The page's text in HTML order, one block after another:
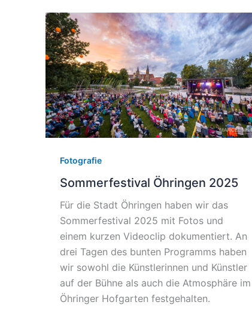
Fotografie
Sommerfestival Öhringen 2025
Für die Stadt Öhringen haben wir das
Sommerfestival 2025 mit Fotos und
einem kurzen Videoclip dokumentiert. An
drei Tagen des bunten Programms haben
wir sowohl die Künstlerinnen und Künstler
auf der Bühne als auch die Atmosphäre im
Öhringer Hofgarten festgehalten.